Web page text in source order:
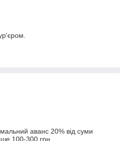
аванс 20% від суми
100-300 грн